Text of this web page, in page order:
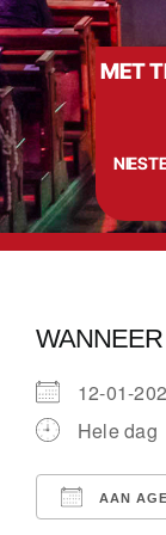
MET
Info
Contact
WANNEER
12-01-
Hele dag
AAN